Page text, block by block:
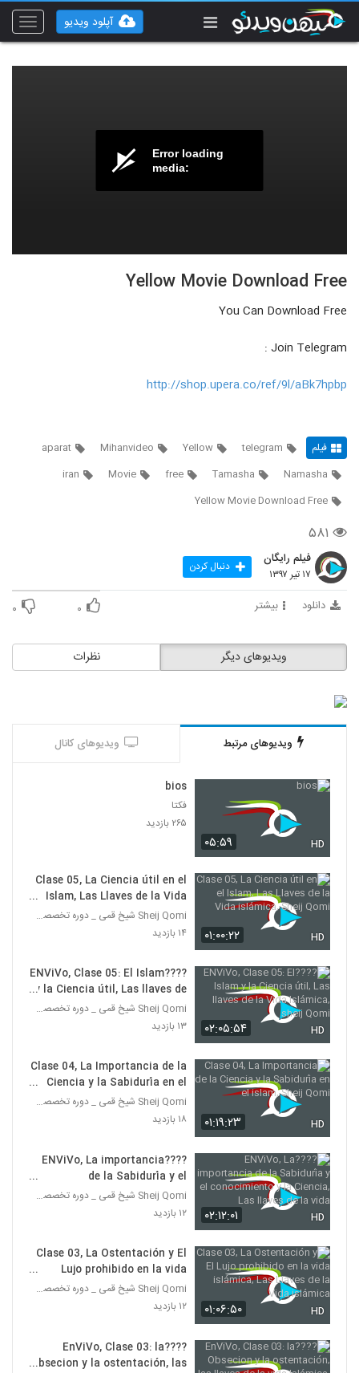
Toggle
آپلود ویدیو
Error loading
media:
Yellow Movie Download Free
You Can Download Free
Join Telegram :
http://shop.upera.co/ref/9l/aBk7hpbp
فیلم telegram
Yellow
Mihanvideo
aparat
Namasha
Tamasha
free
Movie
iran
Yellow Movie Download Free
۵۸۱
فیلم رایگان
۱۷ تیر ۱۳۹۷ دنبال کردن
دانلود بیشتر ۰ ۰
نظرات ویدیوهای دیگر
ویدیوهای مرتبط ویدیوهای کانال
۰۵:۵۹ HD
bios
فکتا
۲۶۵ بازدید
۰۱:۰۰:۲۲ HD
Clase 05, La Ciencia útil en el
Islam, Las Llaves de la Vida
islámica, Sheij Qomi
Sheij Qomi شیخ قمی _ دوره تخصصی تربیت مبلغه غرب
۱۴ بازدید
۰۲:۰۵:۵۴ HD
????ENViVo, Clase 05: El Islam
y la Ciencia útil, Las llaves de
la Vida Islámica, sheij QomiSheij Qomi شیخ قمی _ دوره تخصصی تربیت مبلغه غرب
۱۳ بازدید
۰۱:۱۹:۲۳ HD
Clase 04, La Importancia de la
Ciencia y la Sabiduría en el
islam, Sheij Qomi
Sheij Qomi شیخ قمی _ دوره تخصصی تربیت مبلغه غرب
۱۸ بازدید
۰۲:۱۲:۰۱ HD
????ENViVo, La importancia
de la Sabiduría y el
conocimiento y la Ciencia,
Las llaves de la vida
Sheij Qomi شیخ قمی _ دوره تخصصی تربیت مبلغه غرب
۱۲ بازدید
۰۱:۰۶:۵۰ HD
Clase 03, La Ostentación y El
Lujo prohibido en la vida
islámica, Las Llaves de la Vida
islámica
Sheij Qomi شیخ قمی _ دوره تخصصی تربیت مبلغه غرب
۱۲ بازدید
????EnViVo, Clase 03: la
Obsecion y la ostentación, las